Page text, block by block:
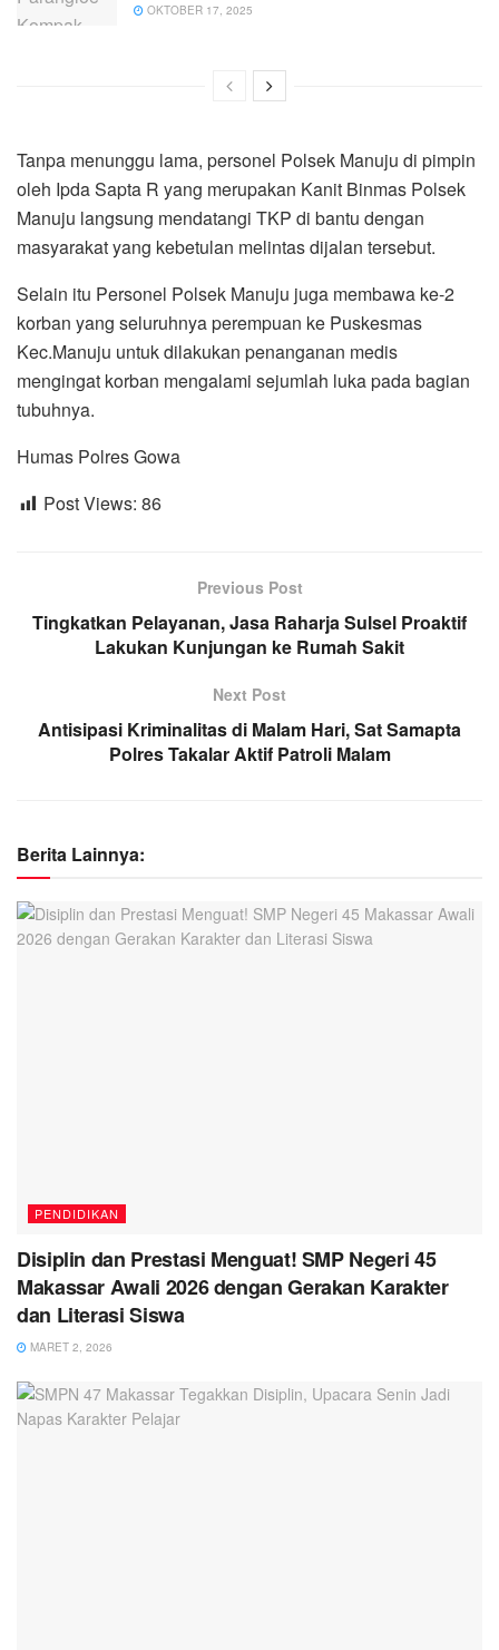
OKTOBER 17, 2025
Tanpa menunggu lama, personel Polsek Manuju di pimpin
oleh Ipda Sapta R yang merupakan Kanit Binmas Polsek
Manuju langsung mendatangi TKP di bantu dengan
masyarakat yang kebetulan melintas dijalan tersebut.
Selain itu Personel Polsek Manuju juga membawa ke-2
korban yang seluruhnya perempuan ke Puskesmas
Kec.Manuju untuk dilakukan penanganan medis
mengingat korban mengalami sejumlah luka pada bagian
tubuhnya.
Humas Polres Gowa
Post Views: 86
Previous Post
Tingkatkan Pelayanan, Jasa Raharja Sulsel Proaktif
Lakukan Kunjungan ke Rumah Sakit
Next Post
Antisipasi Kriminalitas di Malam Hari, Sat Samapta
Polres Takalar Aktif Patroli Malam
Berita Lainnya:
PENDIDIKAN
Disiplin dan Prestasi Menguat! SMP Negeri 45
Makassar Awali 2026 dengan Gerakan Karakter
dan Literasi Siswa
MARET 2, 2026